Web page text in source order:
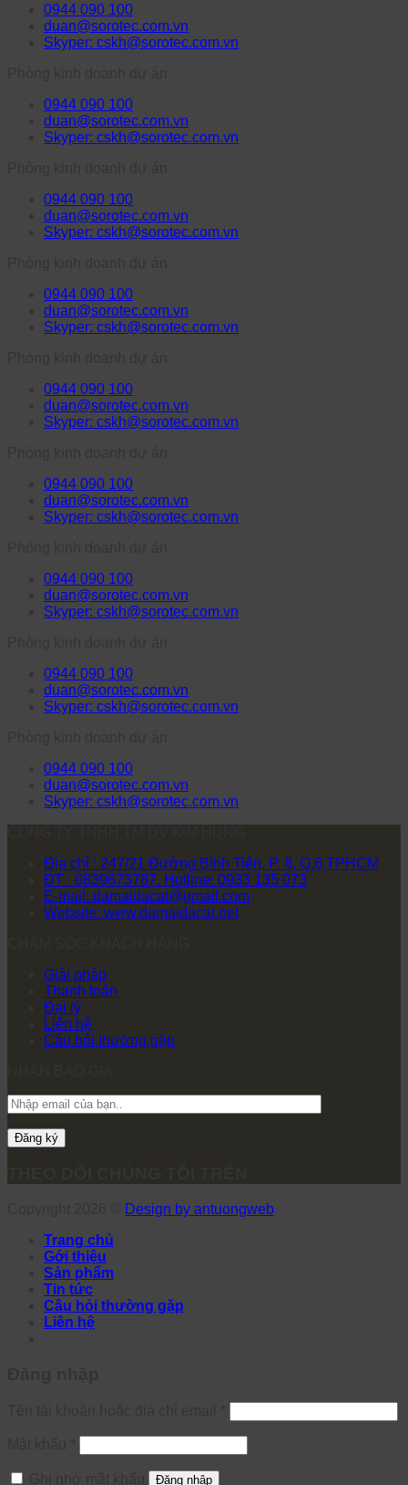
0944 090 100
duan@sorotec.com.vn
Skyper: cskh@sorotec.com.vn
0944 090 100
duan@sorotec.com.vn
Skyper: cskh@sorotec.com.vn
0944 090 100
duan@sorotec.com.vn
Skyper: cskh@sorotec.com.vn
0944 090 100
duan@sorotec.com.vn
Skyper: cskh@sorotec.com.vn
0944 090 100
duan@sorotec.com.vn
Skyper: cskh@sorotec.com.vn
0944 090 100
duan@sorotec.com.vn
Skyper: cskh@sorotec.com.vn
0944 090 100
duan@sorotec.com.vn
Skyper: cskh@sorotec.com.vn
0944 090 100
duan@sorotec.com.vn
Skyper: cskh@sorotec.com.vn
0944 090 100
duan@sorotec.com.vn
Skyper: cskh@sorotec.com.vn
Địa chỉ : 247/21 Đường Bình Tiên, P. 8, Q.6,TPHCM
ĐT : 0839673787. Hotline: 0933 135 073
E-mail: damaidacat@gmail.com
Website: www.damaidacat.net
Giải pháp
Thanh toán
Đại lý
Liên hệ
Câu hỏi thường gặp
Design by antuongweb
Trang chủ
Gới thiệu
Sản phẩm
Tin tức
Câu hỏi thường gặp
Liên hệ
Đăng nhập